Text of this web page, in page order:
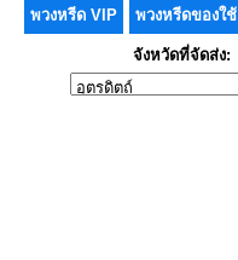
พวงหรีด VIP พวงหรีดของใช้
จังหวัดที่จัดส่ง: